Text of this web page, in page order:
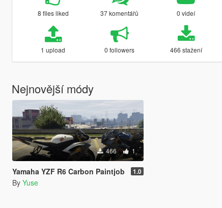
8 files liked 37 komentářů 0 videí
1 upload 0 followers 466 stažení
Nejnovější módy
466 1
Yamaha YZF R6 Carbon Paintjob 1.0
By Yuse